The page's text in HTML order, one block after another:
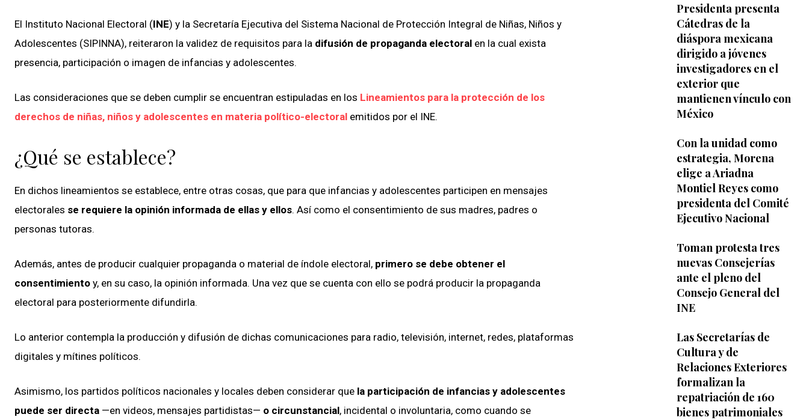
El Instituto Nacional Electoral (INE) y la Secretaría Ejecutiva del Sistema Nacional de Protección Integral de Niñas, Niños y
Adolescentes (SIPINNA), reiteraron la validez de requisitos para la difusión de propaganda electoral en la cual exista
presencia, participación o imagen de infancias y adolescentes.
Las consideraciones que se deben cumplir se encuentran estipuladas en los Lineamientos para la protección de los
derechos de niñas, niños y adolescentes en materia político-electoral emitidos por el INE.
¿Qué se establece?
En dichos lineamientos se establece, entre otras cosas, que para que infancias y adolescentes participen en mensajes
electorales se requiere la opinión informada de ellas y ellos. Así como el consentimiento de sus madres, padres o
personas tutoras.
Además, antes de producir cualquier propaganda o material de índole electoral, primero se debe obtener el
consentimiento y, en su caso, la opinión informada. Una vez que se cuenta con ello se podrá producir la propaganda
electoral para posteriormente difundirla.
Lo anterior contempla la producción y difusión de dichas comunicaciones para radio, televisión, internet, redes, plataformas
digitales y mítines políticos.
Asimismo, los partidos políticos nacionales y locales deben considerar que la participación de infancias y adolescentes
puede ser directa —en videos, mensajes partidistas— o circunstancial, incidental o involuntaria, como cuando se
Presidenta presenta
Cátedras de la
diáspora mexicana
dirigido a jóvenes
investigadores en el
exterior que
mantienen vínculo con
México
Con la unidad como
estrategia, Morena
elige a Ariadna
Montiel Reyes como
presidenta del Comité
Ejecutivo Nacional
Toman protesta tres
nuevas Consejerías
ante el pleno del
Consejo General del
INE
Las Secretarías de
Cultura y de
Relaciones Exteriores
formalizan la
repatriación de 160
bienes patrimoniales